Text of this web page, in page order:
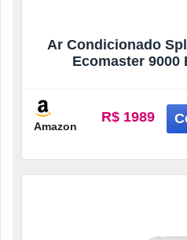
Ar Condicionado
Ecomaster 9000
Amazon
R$ 1989